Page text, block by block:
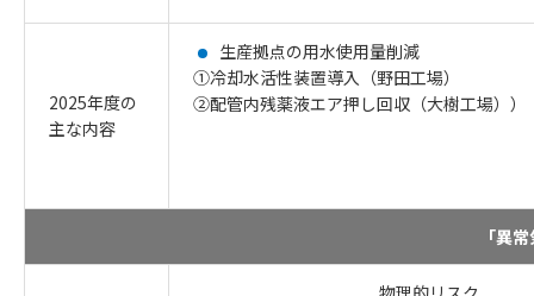
2025年度の
主な内容
生産拠点の用水使用量削減
①冷却水活性装置導入（野田工場）
②配管内残薬液エア押し回収（大樹工場））
「異